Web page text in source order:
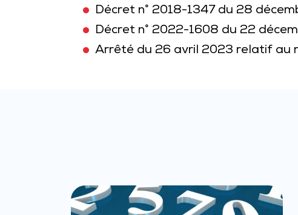
Décret n° 2018-1347 du 28
Décret n° 2022-1608 du 22
Arrêté du 26 avril 2023 relatif au